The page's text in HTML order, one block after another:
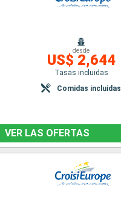
desde
US$ 2,644
Tasas incluidas
Comidas incluidas
VER LAS OFERTAS